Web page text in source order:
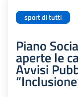
sport di tutti
Piano
aperte le
Avvisi